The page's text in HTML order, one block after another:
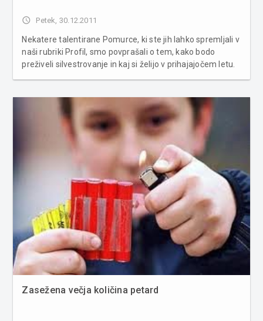
access_time Petek, 30.12.2011
Nekatere talentirane Pomurce, ki ste jih lahko spremljali v
naši rubriki Profil, smo povprašali o tem, kako bodo
preživeli silvestrovanje in kaj si želijo v prihajajočem letu.
Zasežena večja količina petard